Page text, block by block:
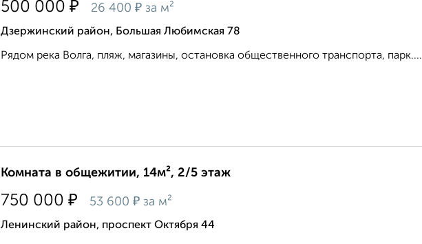
500 000 ₽ 26 400 ₽ за м²
Дзержинский район, Большая Любимская 78
Рядом река Волга, пляж, магазины, остановка общественного транспорта, парк....
Комната в общежитии, 14м², 2/5 этаж
750 000 ₽ 53 600 ₽ за м²
Ленинский район, проспект Октября 44